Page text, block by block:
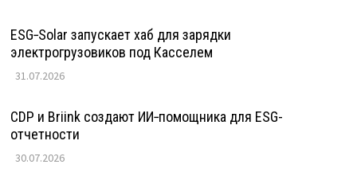
ESG‑Solar запускает хаб для зарядки
электрогрузовиков под Касселем
31.07.2026
CDP и Briink создают ИИ‑помощника для ESG-
отчетности
30.07.2026